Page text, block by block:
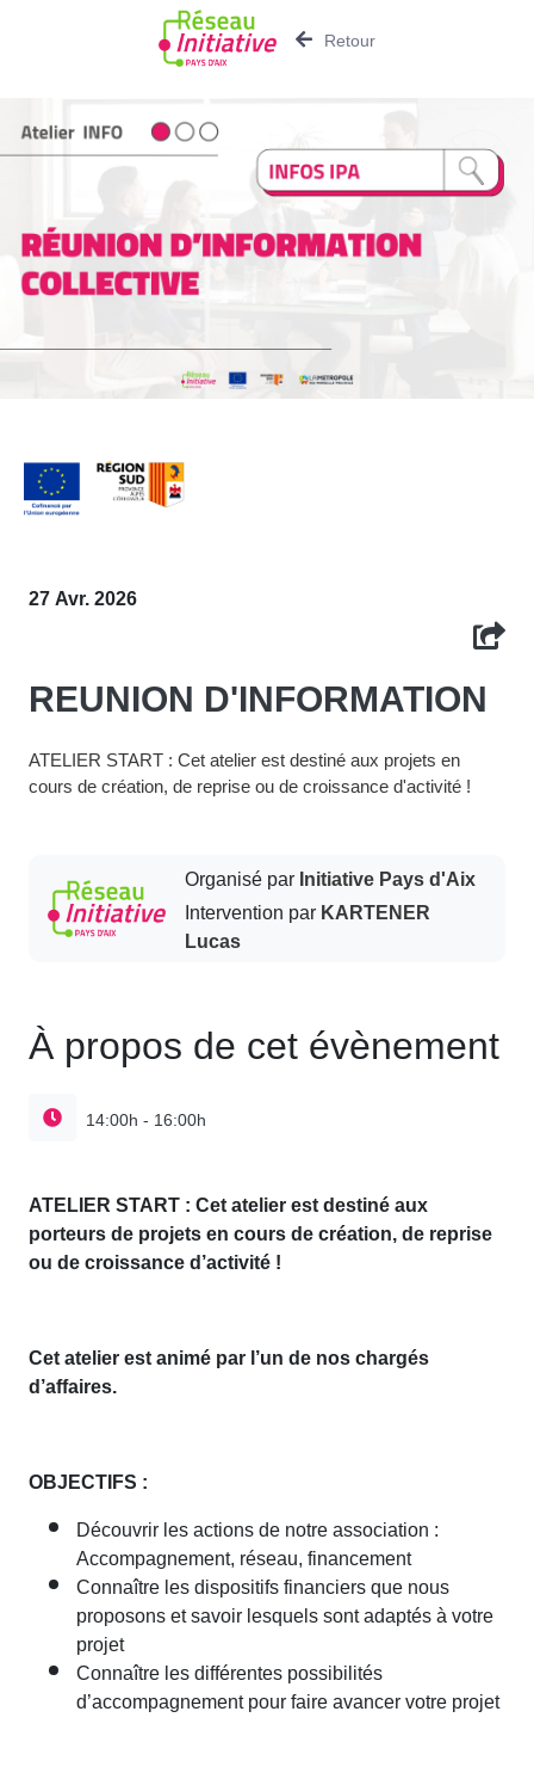
Retour
27 Avr. 2026
REUNION D'INFORMATION
ATELIER START : Cet atelier est destiné aux projets en
cours de création, de reprise ou de croissance d'activité !
Organisé parInitiative Pays d'Aix
Intervention parKARTENER
Lucas
À propos de cet évènement
14:00h - 16:00h
ATELIER START : Cet atelier est destiné aux
porteurs de projets en cours de création, de reprise
ou de croissance d’activité !
Cet atelier est animé par l’un de nos chargés
d’affaires.
OBJECTIFS :
Découvrir les actions de notre association :
Accompagnement, réseau, financement
Connaître les dispositifs financiers que nous
proposons et savoir lesquels sont adaptés à votre
projet
Connaître les différentes possibilités
d’accompagnement pour faire avancer votre projet